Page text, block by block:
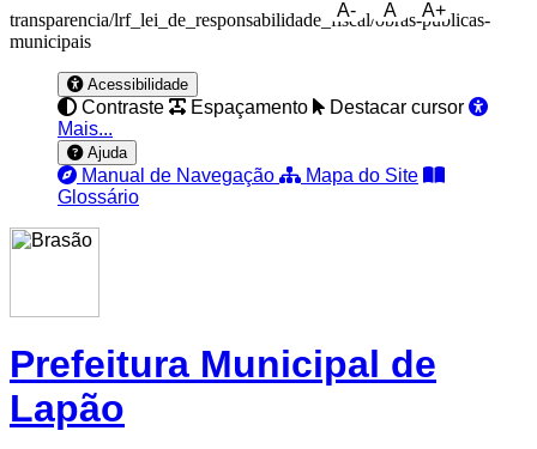
transparencia/lrf_lei_de_responsabilidade_fiscal/obras-publicas-
municipais
A- A A+
Acessibilidade
Contraste Espaçamento
Destacar cursor
Mais...
Ajuda
Manual de Navegação
Mapa do Site
Glossário
Prefeitura Municipal de
Lapão